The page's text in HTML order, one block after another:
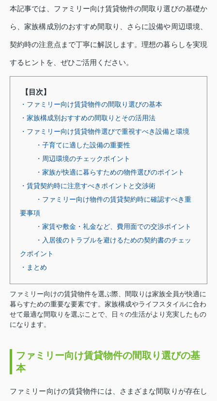
本記事では、ファミリー向け賃貸物件の間取り選びの基礎か
ら、家族構成別のおすすめ間取り、さらに設備や周辺環境、
契約時の注意点まで丁寧に解説します。理想の暮らしを実現
するヒントを、ぜひご活用ください。
【目次】
・ファミリー向け賃貸物件の間取り選びの基本
・家族構成別おすすめの間取りとその活用法
・ファミリー向け賃貸物件選びで重視すべき設備と環境
・子育てに適した設備の重要性
・周辺環境のチェックポイント
・家族が快適に暮らすための物件選びのポイント
・賃貸契約時に注意すべきポイントと交渉術
・ファミリー向け物件の賃貸契約時に確認すべき重
要事項
・家賃や敷金・礼金など、費用面での交渉ポイント
・入居後のトラブルを避けるための契約書のチェッ
クポイント
・まとめ
ファミリー向けの賃貸物件を選ぶ際、間取りは家族全員が快適に
暮らすための重要な要素です。家族構成やライフスタイルに合わ
せて最適な間取りを選ぶことで、日々の生活がより充実したもの
になります。
ファミリー向け賃貸物件の間取り選びの基
本
ファミリー向けの賃貸物件には、さまざまな間取りが存在し